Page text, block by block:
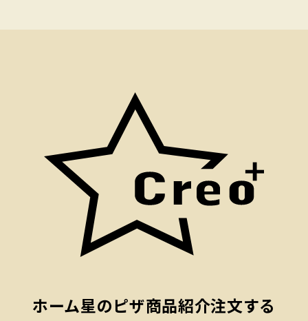
ホーム星のピザ商品紹介注文する